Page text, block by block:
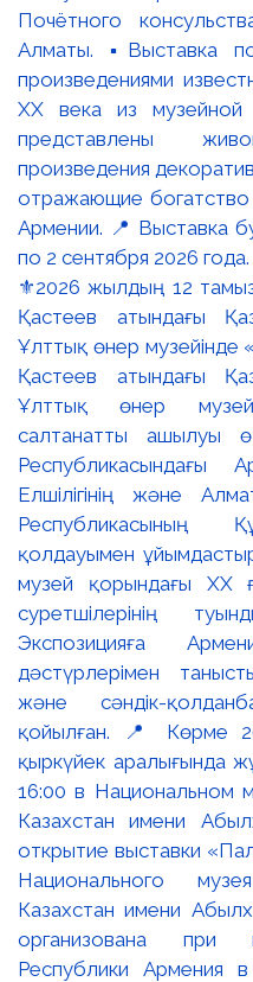
⚜️2026 жылдың 12 тамыз
Қастеев атындағы
Ұлттық өнер музейінде
Қастеев атындағы
Ұлттық өнер
салтанатты ашылуы
Республикасындағы
Елшілігінің және
Республикасының
қолдауымен
музей қорындағы ХХ
суретшілерінің
Экспозицияға
дәстүрлерімен
және сәндік-
қойылған. 📍 Көрме
қыркүйек аралығында
16:00 в Национальном
Казахстан имени
открытие выставки
Национального
Казахстан имени
организована при
Республики Армения